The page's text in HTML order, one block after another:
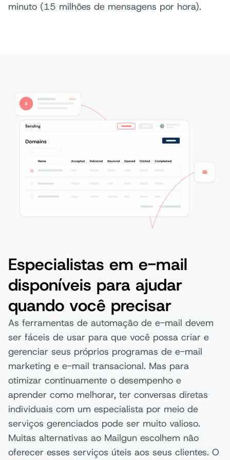
minuto (15 milhões de mensagens por hora).
Especialistas em e-mail
disponíveis para ajudar
quando você precisar
As ferramentas de automação de e-mail devem
ser fáceis de usar para que você possa criar e
gerenciar seus próprios programas de e-mail
marketing e e-mail transacional. Mas para
otimizar continuamente o desempenho e
aprender como melhorar, ter conversas diretas
individuais com um especialista por meio de
serviços gerenciados pode ser muito valioso.
Muitas alternativas ao Mailgun escolhem não
oferecer esses serviços úteis aos seus clientes. O